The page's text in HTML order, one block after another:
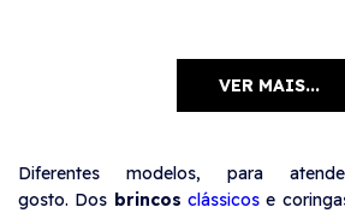
VER MAIS...
Diferentes modelos, para
gosto. Dos brincosclássicos e